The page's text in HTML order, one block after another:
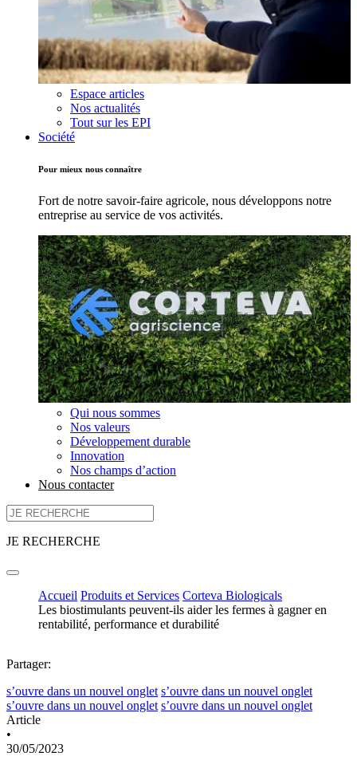
Espace articles
Nos actualités
Tout sur les EPI
Société
Pour mieux nous connaître
Fort de notre savoir-faire agricole, nous développons notre
entreprise au service de vos activités.
Qui nous sommes
Nos valeurs
Développement durable
Innovation
Nos champs d’action
Nous contacter
JE RECHERCHE
Accueil Produits et Services Corteva Biologicals
Les biostimulants peuvent-ils aider les fermes à gagner en
rentabilité, performance et durabilité
Partager:
s’ouvre dans un nouvel onglet s’ouvre dans un nouvel onglet
s’ouvre dans un nouvel onglet s’ouvre dans un nouvel onglet
Article
•
30/05/2023